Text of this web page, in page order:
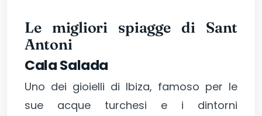
Le migliori spiagge di Sant
Antoni
Cala Salada
Uno dei gioielli di Ibiza, famoso per le
sue acque turchesi e i dintorni